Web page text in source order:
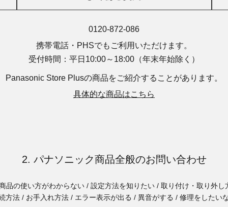
0120-872-086
携帯電話・PHSでもご利用いただけます。
受付時間：平日10:00～18:00 （年末年始除く）
Panasonic Store Plusの商品をご紹介することがあります。
具体的な商品はこちら
2. パナソニック商品全般のお問い合わせ
品の使い方がわからない / 設定方法を知りたい / 取り付け・取り外し
方法 / お手入れ方法 / エラー表示が出る / 異音がする / 修理をしたい